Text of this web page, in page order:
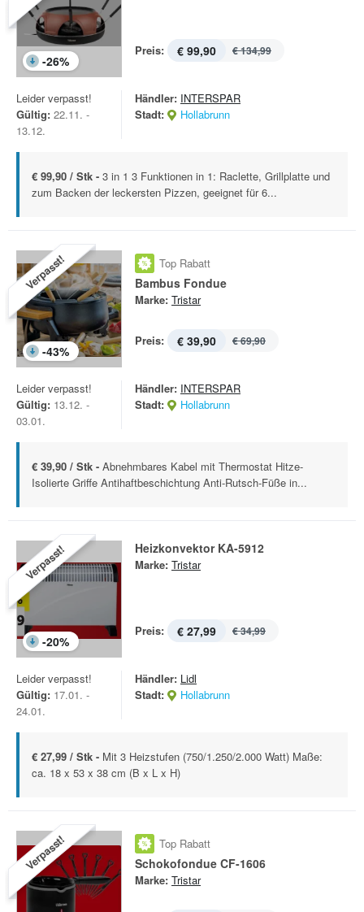
-26%
Preis: € 99,90 € 134,99
Leider verpasst!
Gültig: 22.11. -
13.12.
Händler: INTERSPAR
Stadt:
Hollabrunn
€ 99,90 / Stk - 3 in 1 3 Funktionen in 1: Raclette, Grillplatte und
zum Backen der leckersten Pizzen, geeignet für 6...
Verpasst!
-43%
Top Rabatt
Bambus Fondue
Marke: Tristar
Preis: € 39,90 € 69,90
Leider verpasst!
Gültig: 13.12. -
03.01.
Händler: INTERSPAR
Stadt:
Hollabrunn
€ 39,90 / Stk - Abnehmbares Kabel mit Thermostat Hitze-
Isolierte Griffe Antihaftbeschichtung Anti-Rutsch-Füße in...
Verpasst!
-20%
Heizkonvektor KA-5912
Marke: Tristar
Preis: € 27,99 € 34,99
Leider verpasst!
Gültig: 17.01. -
24.01.
Händler: Lidl
Stadt:
Hollabrunn
€ 27,99 / Stk - Mit 3 Heizstufen (750/1.250/2.000 Watt) Maße:
ca. 18 x 53 x 38 cm (B x L x H)
Verpasst! Top Rabatt
Schokofondue CF-1606
Marke: Tristar